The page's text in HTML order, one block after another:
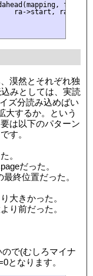
filp,
ra->start, ra-
漠然とそれぞれ独
みとしては、実読
ズ分読み込めばい
大するか。という
は以下のパターン
す。
。
だった。
終位置だった。
大きかった。
り前だった。
で(むしろマイナ
となります。